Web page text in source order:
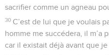
sacrifier comme un agneau
30 C’est de lui que je voulais
homme me succédera, il m’a
car il existait déjà avant que je